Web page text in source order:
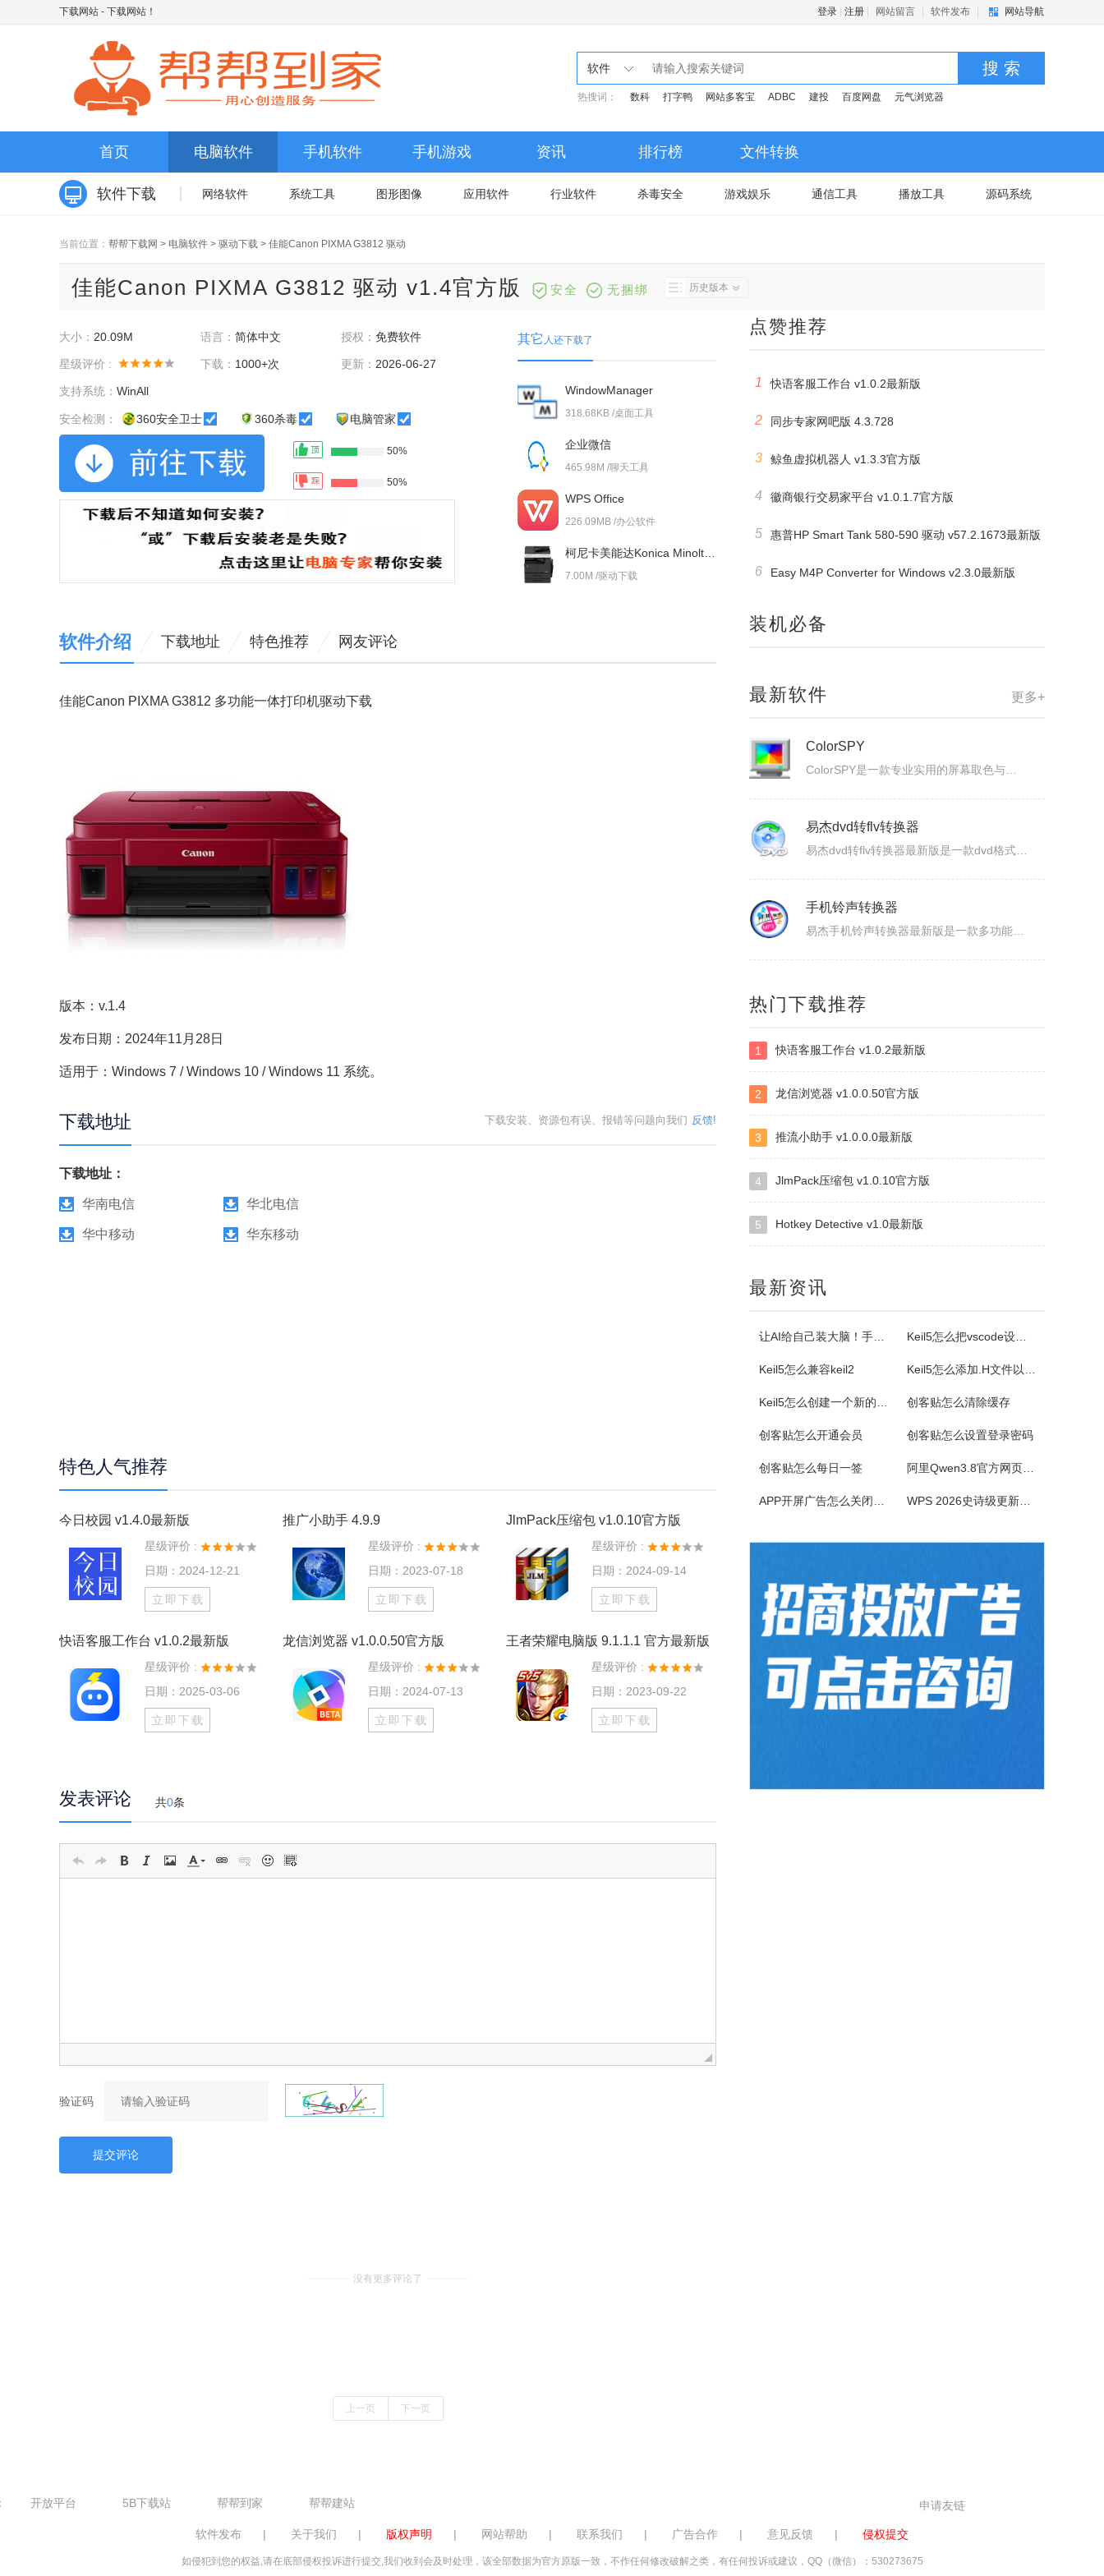
下载网站 - 下载网站！ 登录 注册 网站留言 软件发布 网站导航
软件 搜 索
热搜词： 数科 打字鸭 网站多客宝 ADBC 建投 百度网盘 元气浏览器
首页 电脑软件 手机软件 手机游戏 资讯 排行榜 文件转换
软件下载 网络软件 系统工具 图形图像 应用软件 行业软件 杀毒安全 游戏娱乐 通信工具 播放工具 源码系统
当前位置： 帮帮下载网 > 电脑软件 > 驱动下载 > 佳能Canon PIXMA G3812 驱动
佳能Canon PIXMA G3812 驱动 v1.4官方版 安全 无捆绑 历史版本
大小： 20.09M 语言： 简体中文 授权：免费软件
星级评价 : 下载： 1000+次 更新： 2026-06-27
支持系统： WinAll
安全检测： 360安全卫士 360杀毒 电脑管家
50%
50%
其它 人还下载了
WindowManager
318.68KB /桌面工具
企业微信
465.98M /聊天工具
WPS Office
226.09MB /办公软件
7.00M /驱动下载
软件介绍 下载地址 特色推荐 网友评论
佳能Canon PIXMA G3812 多功能一体打印机驱动下载
版本：v.1.4
发布日期：2024年11月28日
适用于：Windows 7 / Windows 10 / Windows 11 系统。
下载地址 下载安装、资源包有误、报错等问题向我们 反馈!
下载地址：
华南电信 华北电信
华中移动 华东移动
特色人气推荐
今日校园 v1.4.0最新版
星级评价 :
日期：2024-12-21
立即下载
推广小助手 4.9.9
星级评价 :
日期：2023-07-18
立即下载
JlmPack压缩包 v1.0.10官方版
星级评价 :
日期：2024-09-14
立即下载
快语客服工作台 v1.0.2最新版
星级评价 :
日期：2025-03-06
立即下载
龙信浏览器 v1.0.0.50官方版
星级评价 :
日期：2024-07-13
立即下载
王者荣耀电脑版 9.1.1.1 官方最新版
星级评价 :
日期：2023-09-22
立即下载
发表评论 共0条
验证码
提交评论
没有更多评论了
上一页 下一页
点赞推荐
1 快语客服工作台 v1.0.2最新版
2 同步专家网吧版 4.3.728
3 鲸鱼虚拟机器人 v1.3.3官方版
4 徽商银行交易家平台 v1.0.1.7官方版
5 惠普HP Smart Tank 580-590 驱动 v57.2.1673最新版
6 Easy M4P Converter for Windows v2.3.0最新版
装机必备
更多+
最新软件
ColorSPY
易杰dvd转flv转换器
手机铃声转换器
虹盘
小云
Blaze MediaPro
热门下载推荐
1 快语客服工作台 v1.0.2最新版
2 龙信浏览器 v1.0.0.50官方版
3 推流小助手 v1.0.0.0最新版
4 JlmPack压缩包 v1.0.10官方版
5 Hotkey Detective v1.0最新版
最新资讯
让AI给自己装大脑！手把手教你学会安装使用Agent Skill Keil5怎么把vscode设置外部编辑器
Keil5怎么兼容keil2 Keil5怎么添加.H文件以及Keil5添加.H文件的方法
Keil5怎么创建一个新的51单片机项目 创客贴怎么清除缓存
创客贴怎么开通会员 创客贴怎么设置登录密码
创客贴怎么每日一签 阿里Qwen3.8官方网页版入口
APP开屏广告怎么关闭？3招彻底关闭跳转 WPS 2026史诗级更新！重构存储管理，深度融合AI应用
开放平台 5B下载站 帮帮到家 帮帮建站 申请友链
软件发布 | 关于我们 | 版权声明 | 网站帮助 | 联系我们 | 广告合作 | 意见反馈 | 侵权提交
如侵犯到您的权益,请在底部侵权投诉进行提交,我们收到会及时处理，该全部数据为官方原版一致，不作任何修改破解之类，有任何投诉或建议，QQ（微信）：530273675